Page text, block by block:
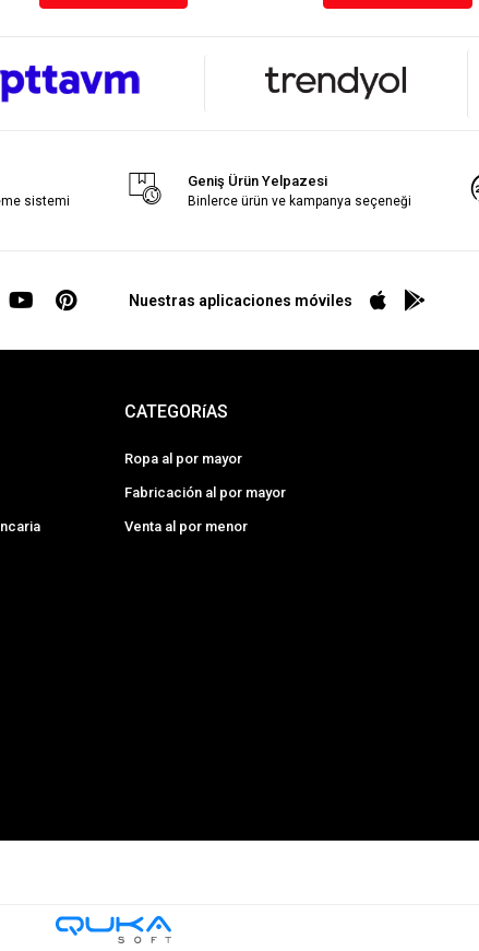
sistemi
Geniş Ürün Yelpazesi
Binlerce ürün ve kampanya seçeneği
Nuestras aplicaciones móviles
CATEGORíAS
Ropa al por mayor
Fabricación al por mayor
Venta al por menor